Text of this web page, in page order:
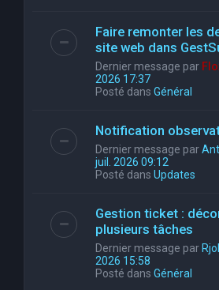
Faire remonter les
site web dans
Dernier message par
2026 17:37
Posté dans Général
Notification
Dernier message par
juil. 2026 09:12
Posté dans Updates
Gestion ticket :
plusieurs tâches
Dernier message par
2026 15:58
Posté dans Général